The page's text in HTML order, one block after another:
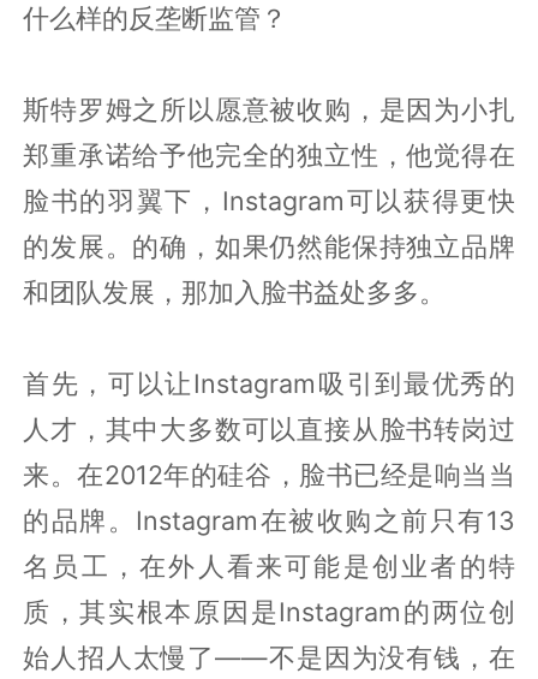
什么样的反垄断监管？
斯特罗姆之所以愿意被收购，是因为小扎
郑重承诺给予他完全的独立性，他觉得在
脸书的羽翼下，Instagram可以获得更快
的发展。的确，如果仍然能保持独立品牌
和团队发展，那加入脸书益处多多。
首先，可以让Instagram吸引到最优秀的
人才，其中大多数可以直接从脸书转岗过
来。在2012年的硅谷，脸书已经是响当当
的品牌。Instagram在被收购之前只有13
名员工，在外人看来可能是创业者的特
质，其实根本原因是Instagram的两位创
始人招人太慢了——不是因为没有钱，在